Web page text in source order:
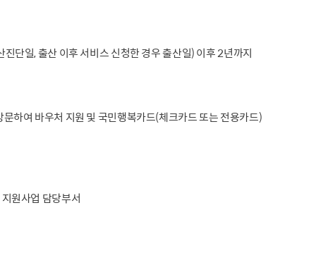
단일, 출산 이후 서비스 신청한 경우 출산일) 이후 2년까지
하여 바우처 지원 및 국민행복카드(체크카드 또는 전용카드)
원사업 담당부서